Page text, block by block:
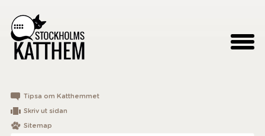
Tipsa om Katthemmet
Skriv ut sidan
Sitemap